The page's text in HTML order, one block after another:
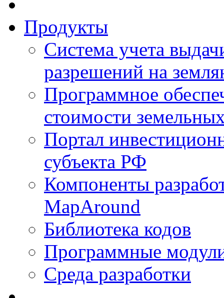
Продукты
Система учета
разрешений на
Программное
стоимости
Портал
субъекта РФ
Компоненты
MapAround
Библиотека кодов
Программные
Среда разработки